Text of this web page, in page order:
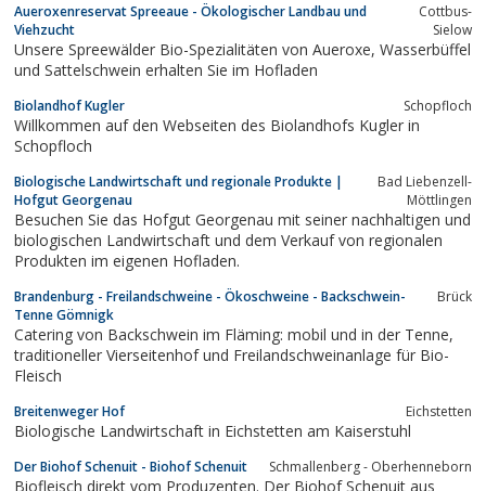
Aueroxenreservat Spreeaue - Ökologischer Landbau und
Viehzucht
Cottbus-
Sielow
Unsere Spreewälder Bio-Spezialitäten von Aueroxe, Wasserbüffel
und Sattelschwein erhalten Sie im Hofladen
Biolandhof Kugler Schopfloch
Willkommen auf den Webseiten des Biolandhofs Kugler in
Schopfloch
Biologische Landwirtschaft und regionale Produkte |
Hofgut Georgenau
Bad Liebenzell-
Möttlingen
Besuchen Sie das Hofgut Georgenau mit seiner nachhaltigen und
biologischen Landwirtschaft und dem Verkauf von regionalen
Produkten im eigenen Hofladen.
Brandenburg - Freilandschweine - Ökoschweine - Backschwein-
Tenne Gömnigk
Brück
Catering von Backschwein im Fläming: mobil und in der Tenne,
traditioneller Vierseitenhof und Freilandschweinanlage für Bio-
Fleisch
Breitenweger Hof Eichstetten
Biologische Landwirtschaft in Eichstetten am Kaiserstuhl
Der Biohof Schenuit - Biohof Schenuit Schmallenberg - Oberhenneborn
Biofleisch direkt vom Produzenten. Der Biohof Schenuit aus